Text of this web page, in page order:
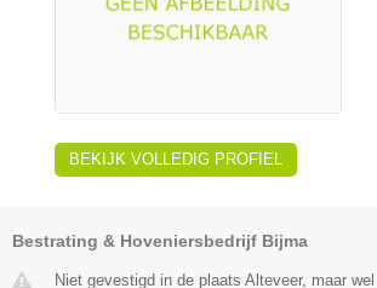
BEKIJK VOLLEDIG PROFIEL
Bestrating & Hoveniersbedrijf Bijma
Niet gevestigd in de plaats Alteveer, maar